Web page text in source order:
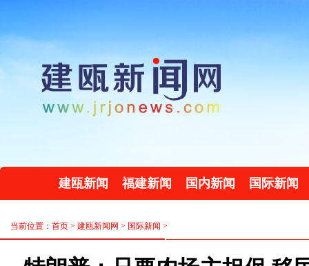
建瓯新闻 福建新闻 国内新闻 国际新闻
当前位置：首页 > 建瓯新闻网 > 国际新闻 >